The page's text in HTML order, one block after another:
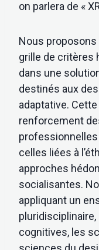
on parlera de «
Nous
grille de critères
dans une
destinés aux
adaptative.
renforcement
celles liées à
approches
socialisantes.
appliquant un
cognitives, les